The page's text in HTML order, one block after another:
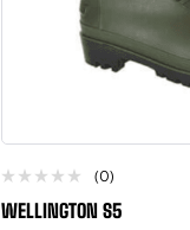
(0)
WELLINGTON S5